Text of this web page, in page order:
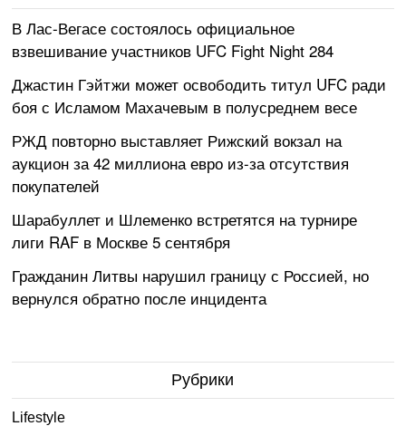
В Лас-Вегасе состоялось официальное
взвешивание участников UFC Fight Night 284
Джастин Гэйтжи может освободить титул UFC ради
боя с Исламом Махачевым в полусреднем весе
РЖД повторно выставляет Рижский вокзал на
аукцион за 42 миллиона евро из-за отсутствия
покупателей
Шарабуллет и Шлеменко встретятся на турнире
лиги RAF в Москве 5 сентября
Гражданин Литвы нарушил границу с Россией, но
вернулся обратно после инцидента
Рубрики
Lifestyle